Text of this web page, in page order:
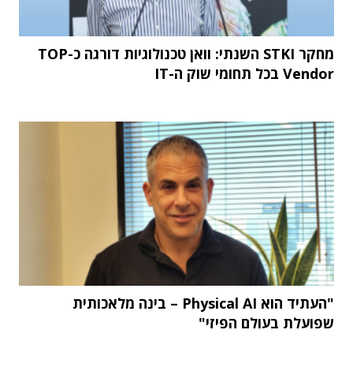
מחקר STKI השנתי: וואן טכנולוגיות דורגה כ-TOP
Vendor בכל תחומי שוק ה-IT
"העתיד הוא Physical AI – בינה מלאכותית
שפועלת בעולם הפיזי"